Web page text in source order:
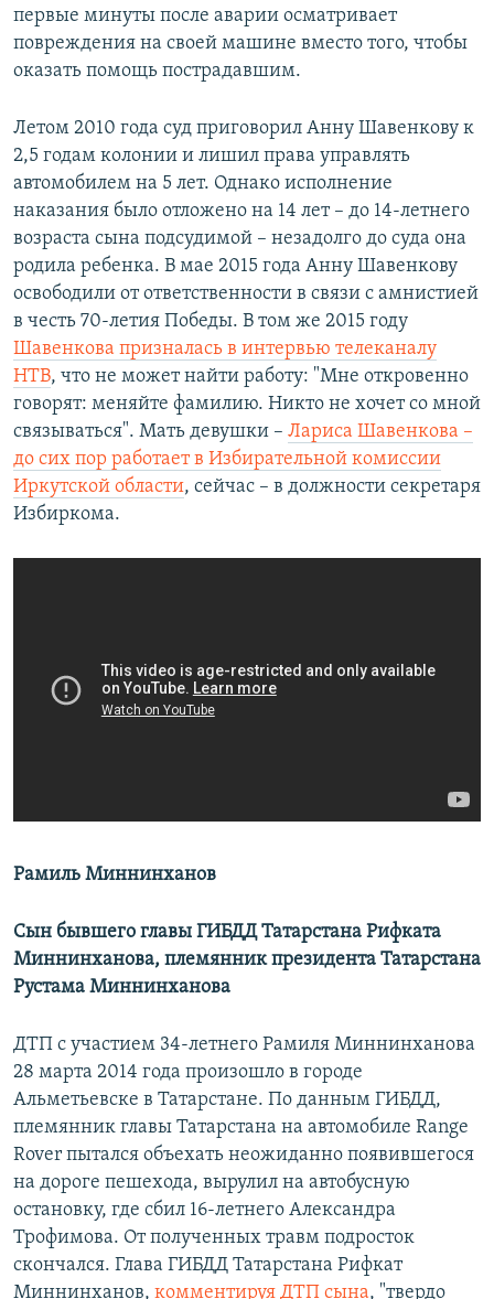
первые минуты после аварии осматривает
повреждения на своей машине вместо того, чтобы
оказать помощь пострадавшим.
Летом 2010 года суд приговорил Анну Шавенкову к
2,5 годам колонии и лишил права управлять
автомобилем на 5 лет. Однако исполнение
наказания было отложено на 14 лет – до 14-летнего
возраста сына подсудимой – незадолго до суда она
родила ребенка. В мае 2015 года Анну Шавенкову
освободили от ответственности в связи с амнистией
в честь 70-летия Победы. В том же 2015 году
Шавенкова призналась в интервью телеканалу
НТВ, что не может найти работу: "Мне откровенно
говорят: меняйте фамилию. Никто не хочет со мной
связываться". Мать девушки – Лариса Шавенкова –
до сих пор работает в Избирательной комиссии
Иркутской области, сейчас – в должности секретаря
Избиркома.
Рамиль Миннинханов
Сын бывшего главы ГИБДД Татарстана Рифката
Миннинханова, племянник президента Татарстана
Рустама Миннинханова
ДТП с участием 34-летнего Рамиля Миннинханова
28 марта 2014 года произошло в городе
Альметьевске в Татарстане. По данным ГИБДД,
племянник главы Татарстана на автомобиле Range
Rover пытался объехать неожиданно появившегося
на дороге пешехода, вырулил на автобусную
остановку, где сбил 16-летнего Александра
Трофимова. От полученных травм подросток
скончался. Глава ГИБДД Татарстана Рифкат
Миннинханов, комментируя ДТП сына, "твердо